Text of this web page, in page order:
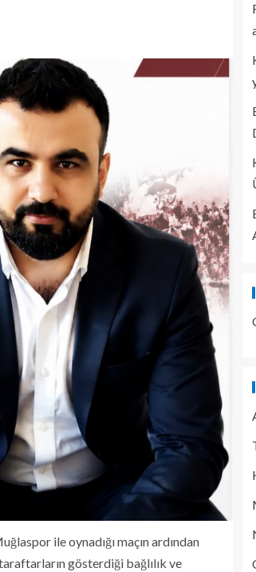
ile oynadığı maçın ardından
gösterdiği bağlılık ve